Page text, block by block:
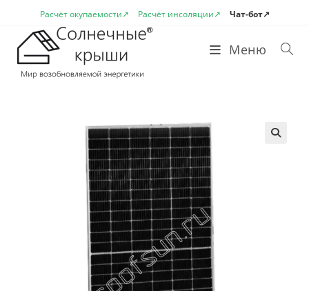
содержимому
Расчёт окупаемости↗ Расчёт инсоляции↗ Чат-бот↗
Меню